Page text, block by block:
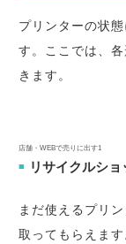
プリンターの状
す。ここでは、
きます。
店舗・WEBで売りに出す1
■ リサイクルショ
まだ使えるプリ
取ってもらえます